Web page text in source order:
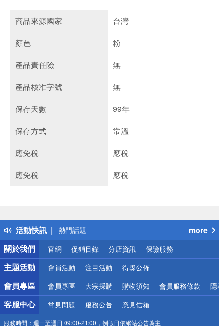
商品來源國家
台灣
顏色
粉
產品責任險
無
產品核准字號
無
保存天數
99年
保存方式
常溫
應免稅
應稅
應免稅
應稅
活動快訊
得獎公告
熱門話題
銀行優惠
偏遠地區配送
詐騙網頁！請小心！
more
關於我們
官網 促銷目錄 分店資訊 保險服務
主題活動 會員活動 注目活動 得獎公佈
會員專區 會員專區 大宗採購 購物須知 會員服務條款 隱
客服中心 常見問題 服務公告 意見信箱
服務時間： 週一至週日 09:00-21:00，例假日依網站公告為主